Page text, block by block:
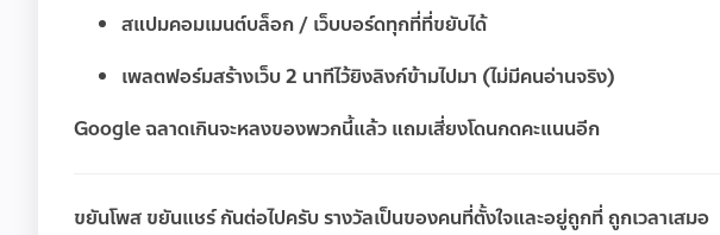
สแปมคอมเมนต์บล็อก / เว็บบอร์ดทุกที่ที่ขยับได้
เพลตฟอร์มสร้างเว็บ 2 นาทีไว้ยิงลิงก์ข้ามไปมา (ไม่มีคนอ่านจริง)
Google ฉลาดเกินจะหลงของพวกนี้แล้ว แถมเสี่ยงโดนกดคะแนนอีก
ขยันโพส ขยันแชร์ กันต่อไปครับ รางวัลเป็นของคนที่ตั้งใจและอยู่ถูกที่ ถูกเวลาเสมอ